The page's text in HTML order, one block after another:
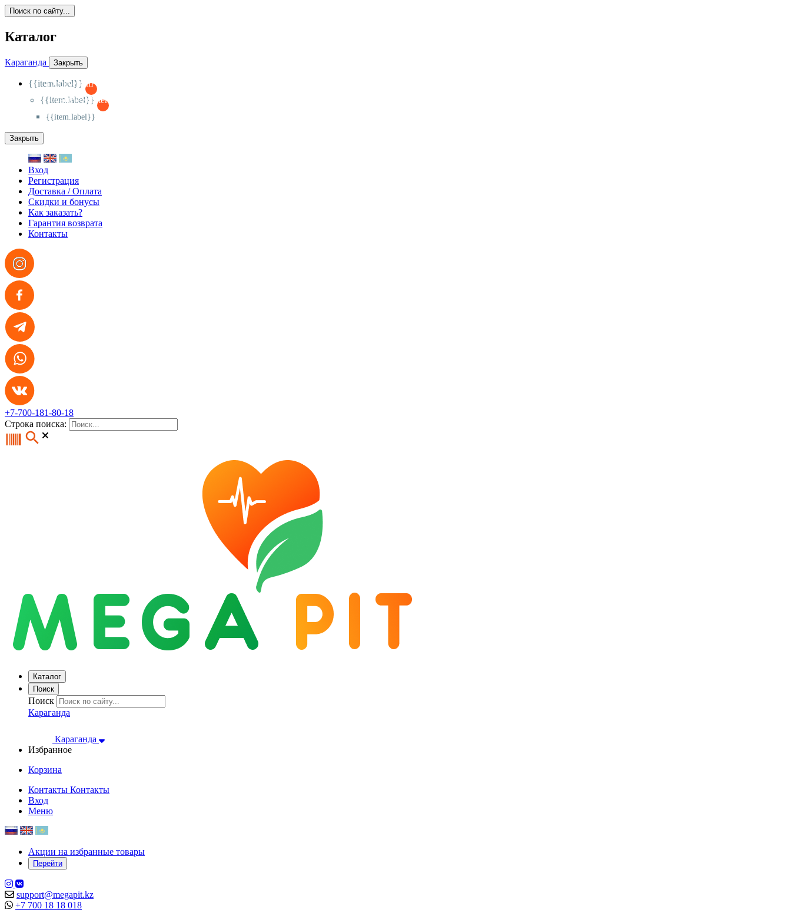
Поиск по сайту...
Каталог
Караганда Закрыть
{{item.label}}
{{activeItem==item.id?'-
{{item.label}}
{{activeSubitem==item.id?'-
{{item.label}}
Закрыть
Вход
Регистрация
Доставка / Оплата
Скидки и бонусы
Как заказать?
Гарантия возврата
Контакты
+7-700-181-80-18
Строка поиска:
Каталог
Поиск
Поиск
Караганда
Караганда
Избранное
Корзина
Контакты Контакты
Вход
Меню
Акции на избранные товары
Перейти
support@megapit.kz
+7 700 18 18 018